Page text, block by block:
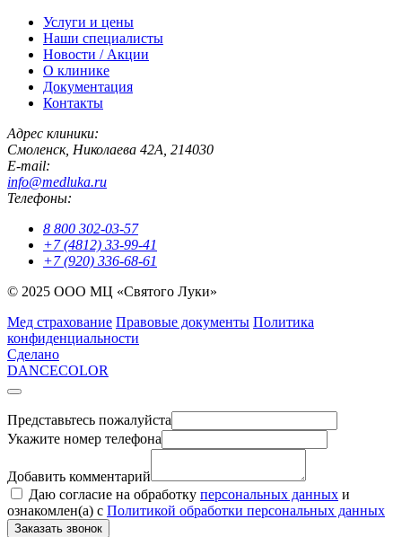
Услуги и цены
Наши специалисты
Новости / Акции
О клинике
Документация
Контакты
Адрес клиники:
Смоленск, Николаева 42А 214030
E-mail:
info@medluka.ru
Телефоны:
8 800 302-03-57
+7 (4812) 33-99-41
+7 (920) 336-68-61
© 2025 ООО МЦ «Святого Луки»
Мед страхование Правовые документы Политика
конфиденциальности
Сделано
DANCECOLOR
Представьтесь пожалуйста
Укажите номер телефона
Добавить комментарий
Даю согласие на обработку персональных данных и
ознакомлен(а) с Политикой обработки персональных данных
Заказать звонок